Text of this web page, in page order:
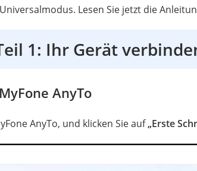
Lesen Sie jetzt die
1: Ihr Gerät
AnyTo
AnyTo, und klicken Sie auf„Erste